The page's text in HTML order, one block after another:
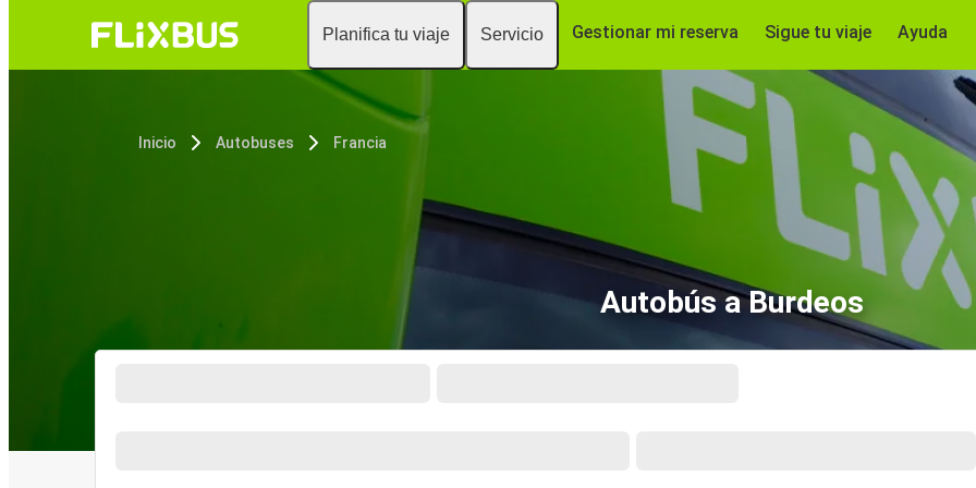
Planifica tu viaje Servicio Gestionar mi reserva Sigue tu viaje Ayuda
Inicio Autobuses Francia
Autobús a Burdeos